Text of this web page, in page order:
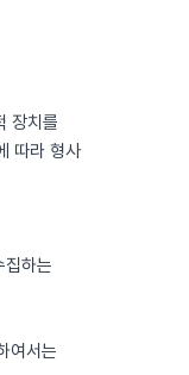
장치를
따라 형사
집하는
여서는